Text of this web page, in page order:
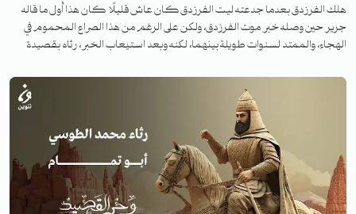
هلك الفرزدق بعدما جدعته ليت الفرزدق كان عاش قليلًا كان هذا أول ما قاله
جرير حين وصله خبر موت الفرزدق، ولكن على الرغم من هذا الصراع المحموم في
الهجاء، والممتد لسنوات طويلة بينهما، لكنه وبعد استيعاب الخبر، رثاه بقصيدة
بودكاست في برنامج وحي القصيد.